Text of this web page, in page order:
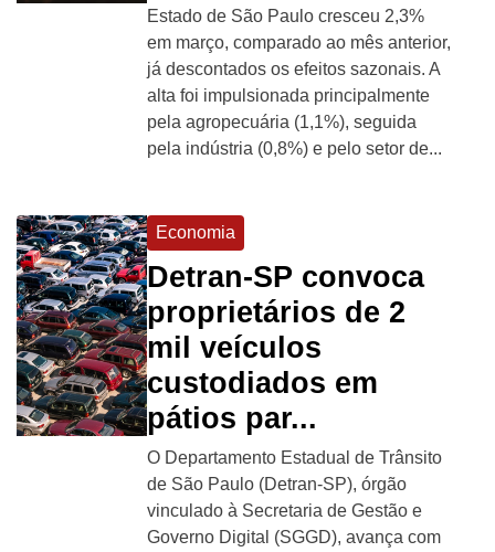
Estado de São Paulo cresceu 2,3%
em março, comparado ao mês anterior,
já descontados os efeitos sazonais. A
alta foi impulsionada principalmente
pela agropecuária (1,1%), seguida
pela indústria (0,8%) e pelo setor de...
Economia
Detran-SP convoca
proprietários de 2
mil veículos
custodiados em
pátios par...
O Departamento Estadual de Trânsito
de São Paulo (Detran-SP), órgão
vinculado à Secretaria de Gestão e
Governo Digital (SGGD), avança com